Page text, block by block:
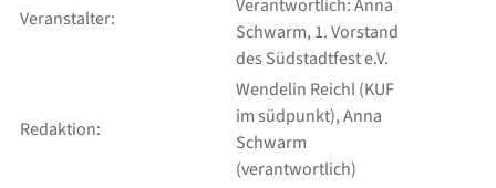
Veranstalter:
Verantwortlich: Anna
Schwarm, 1. Vorstand
des Südstadtfest e.V.
Redaktion:
Wendelin Reichl (KUF
im südpunkt), Anna
Schwarm
(verantwortlich)